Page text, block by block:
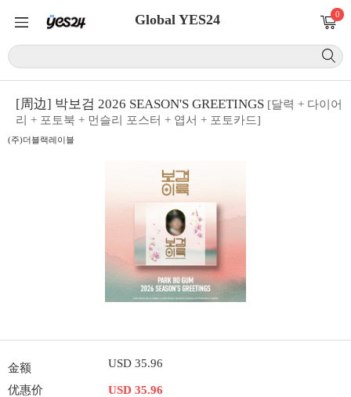
Global YES24 0
[周边] 박보검 2026 SEASON'S GREETINGS [달력 + 다이어
리 + 포토북 + 먼슬리 포스터 + 엽서 + 포토카드]
(주)더블랙레이블
金额 USD 35.96
优惠价
USD 35.96